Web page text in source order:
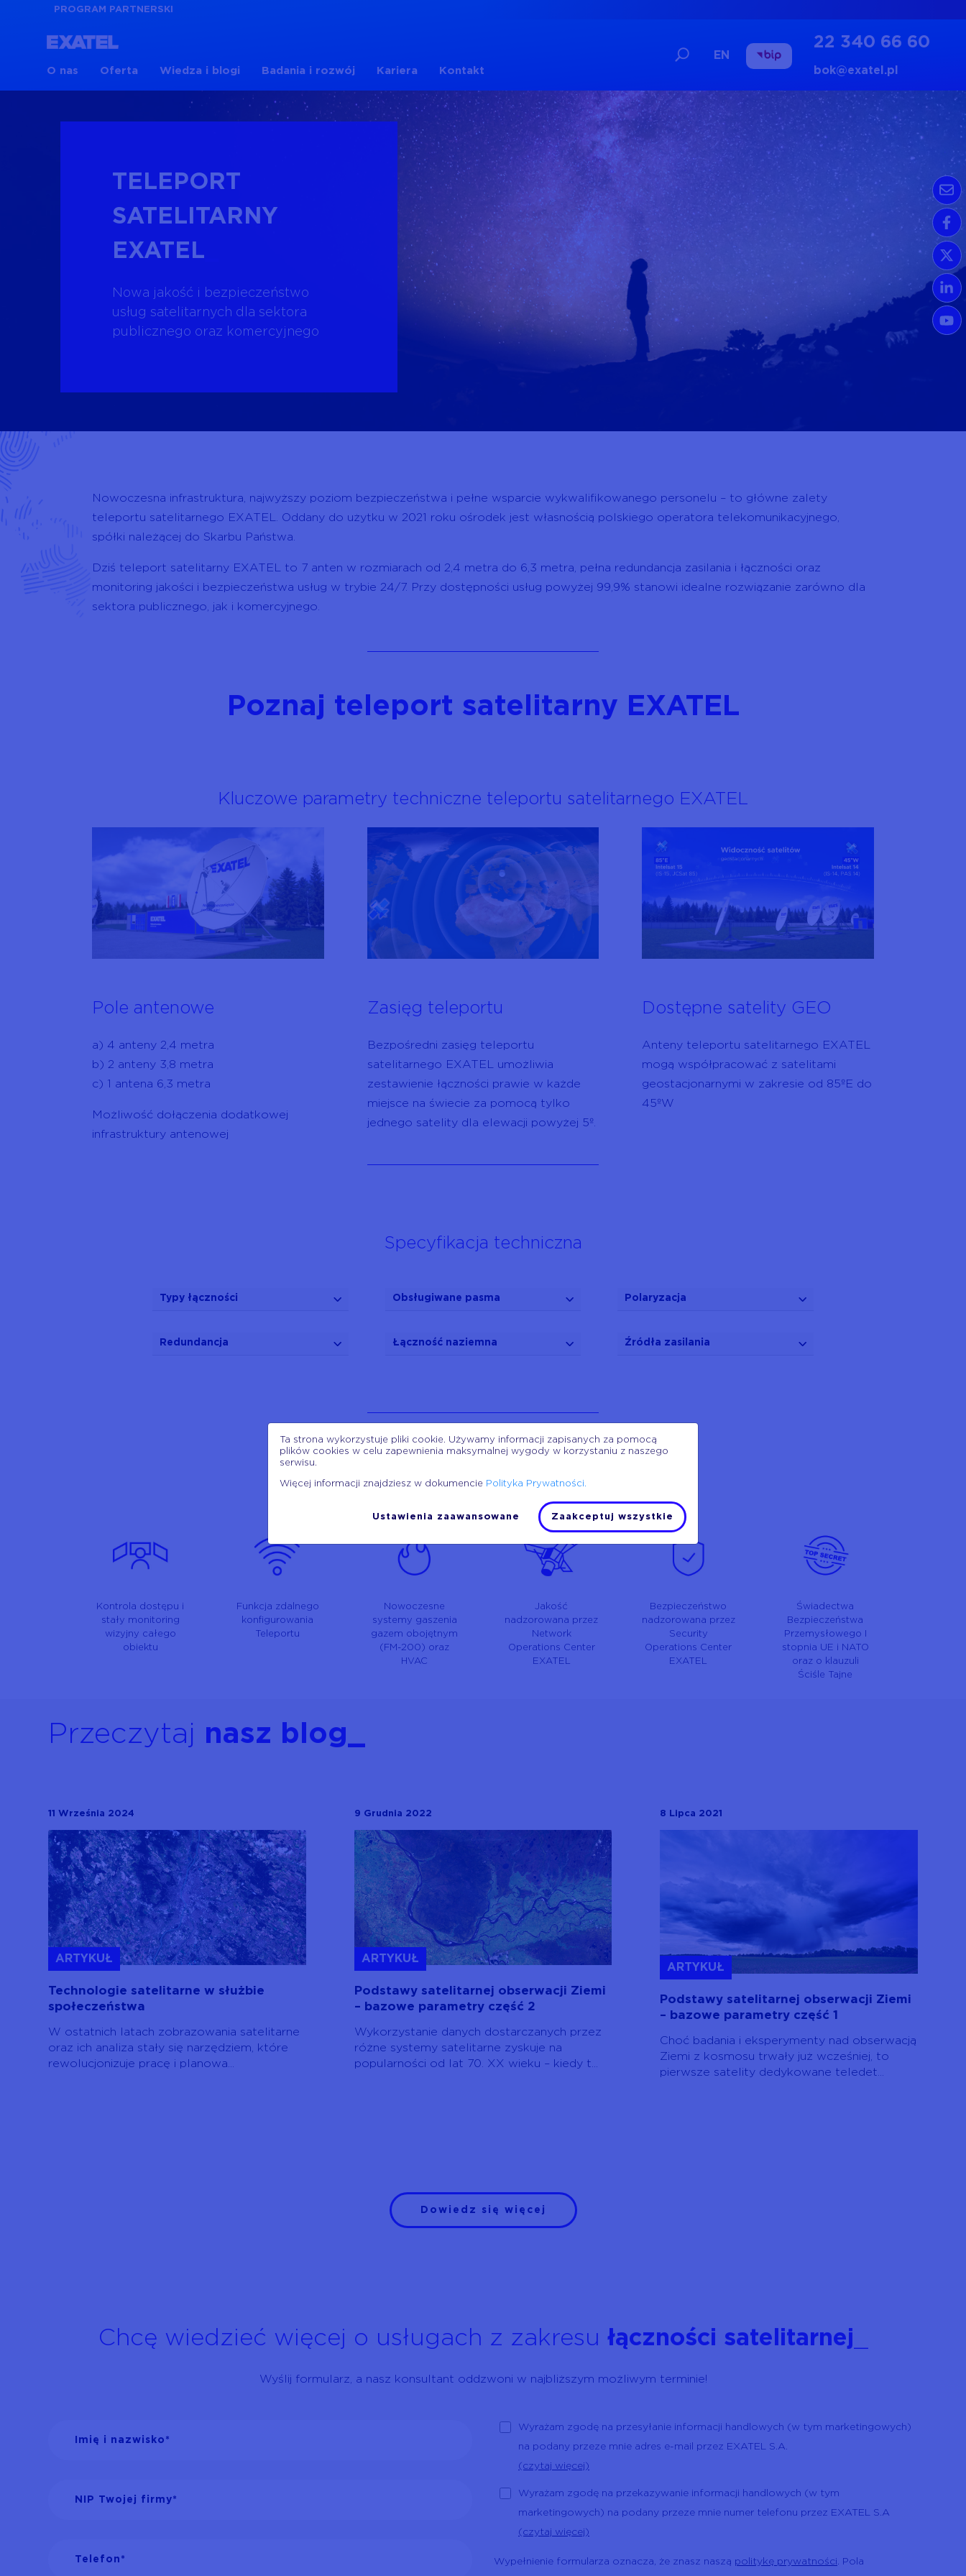
PROGRAM PARTNERSKI
EN
22 340 66 60
bok@exatel.pl
O nas Oferta Wiedza i blogi Badania i rozwój Kariera Kontakt
TELEPORT
SATELITARNY
EXATEL
Nowa jakość i bezpieczeństwo
usług satelitarnych dla sektora
publicznego oraz komercyjnego
Nowoczesna infrastruktura, najwyższy poziom bezpieczeństwa i pełne wsparcie wykwalifikowanego personelu – to główne zalety
teleportu satelitarnego EXATEL. Oddany do użytku w 2021 roku ośrodek jest własnością polskiego operatora telekomunikacyjnego,
spółki należącej do Skarbu Państwa.
Dziś teleport satelitarny EXATEL to 7 anten w rozmiarach od 2,4 metra do 6,3 metra, pełna redundancja zasilania i łączności oraz
monitoring jakości i bezpieczeństwa usług w trybie 24/7. Przy dostępności usług powyżej 99,9% stanowi idealne rozwiązanie zarówno dla
sektora publicznego, jak i komercyjnego.
Poznaj teleport satelitarny EXATEL
Kluczowe parametry techniczne teleportu satelitarnego EXATEL
Pole antenowe
a) 4 anteny 2,4 metra
b) 2 anteny 3,8 metra
c) 1 antena 6,3 metra
Możliwość dołączenia dodatkowej
infrastruktury antenowej
Zasięg teleportu
Bezpośredni zasięg teleportu
satelitarnego EXATEL umożliwia
zestawienie łączności prawie w każde
miejsce na świecie za pomocą tylko
jednego satelity dla elewacji powyżej 5º.
Dostępne satelity GEO
Anteny teleportu satelitarnego EXATEL
mogą współpracować z satelitami
geostacjonarnymi w zakresie od 85ºE do
45ºW
Specyfikacja techniczna
Typy łączności
Redundancja
Obsługiwane pasma
Łączność naziemna
Polaryzacja
Źródła zasilania
Bezpieczeństwo
Kontrola dostępu i
stały monitoring
wizyjny całego
obiektu
Funkcja zdalnego
konfigurowania
Teleportu
Nowoczesne
systemy gaszenia
gazem obojętnym
(FM-200) oraz
HVAC
Jakość
nadzorowana przez
Network
Operations Center
EXATEL
Bezpieczeństwo
nadzorowana przez
Security
Operations Center
EXATEL
Świadectwa
Bezpieczeństwa
Przemysłowego I
stopnia UE i NATO
oraz o klauzuli
Ściśle Tajne
Przeczytaj nasz blog
11 Września 2024
ARTYKUŁ
Technologie satelitarne w służbie
społeczeństwa
W ostatnich latach zobrazowania satelitarne
oraz ich analiza stały się narzędziem, które
rewolucjonizuje pracę i planowa...
9 Grudnia 2022
ARTYKUŁ
Podstawy satelitarnej obserwacji Ziemi
– bazowe parametry część 2
Wykorzystanie danych dostarczanych przez
różne systemy satelitarne zyskuje na
popularności od lat 70. XX wieku – kiedy t...
8 Lipca 2021
ARTYKUŁ
Podstawy satelitarnej obserwacji Ziemi
– bazowe parametry część 1
Choć badania i eksperymenty nad obserwacją
Ziemi z kosmosu trwały już wcześniej, to
pierwsze satelity dedykowane teledet...
Dowiedz się więcej
Chcę wiedzieć więcej o usługach z zakresu łączności satelitarnej
Wyślij formularz, a nasz konsultant oddzwoni w najbliższym możliwym terminie!
Wyrażam zgodę na przesyłanie informacji handlowych (w tym marketingowych)
na podany przeze mnie adres e-mail przez EXATEL S.A.
(czytaj więcej)
Wyrażam zgodę na przekazywanie informacji handlowych (w tym
marketingowych) na podany przeze mnie numer telefonu przez EXATEL S.A
(czytaj więcej)
Wypełnienie formularza oznacza, że znasz naszą politykę prywatności. Pola
Ta strona wykorzystuje pliki cookie. Używamy informacji zapisanych za pomocą
plików cookies w celu zapewnienia maksymalnej wygody w korzystaniu z naszego
serwisu.
Więcej informacji znajdziesz w dokumencie Polityka Prywatności.
Ustawienia zaawansowane Zaakceptuj wszystkie